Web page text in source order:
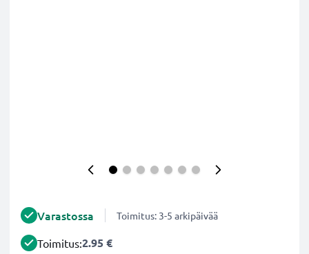
Varastossa Toimitus: 3-5 arkipäivää
Toimitus:2.95 €